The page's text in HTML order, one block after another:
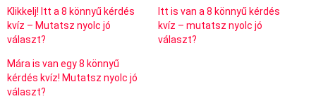
Klikkelj! Itt a 8 könnyű kérdés
kvíz – Mutatsz nyolc jó
választ?
Itt is van a 8 könnyű kérdés
kvíz – mutatsz nyolc jó
választ?
Mára is van egy 8 könnyű
kérdés kvíz! Mutatsz nyolc jó
választ?